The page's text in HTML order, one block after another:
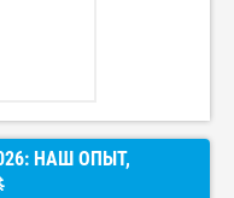
НАШ ОПЫТ,